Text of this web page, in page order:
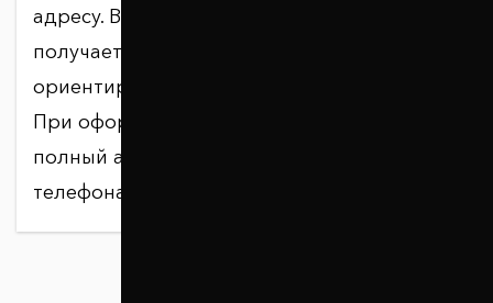
адресу. В день доставки получатель
получает сообщение или звонок с
ориентировочным временем приезда.
При оформлении необходимо указать
полный адрес и действующий номер
телефона.